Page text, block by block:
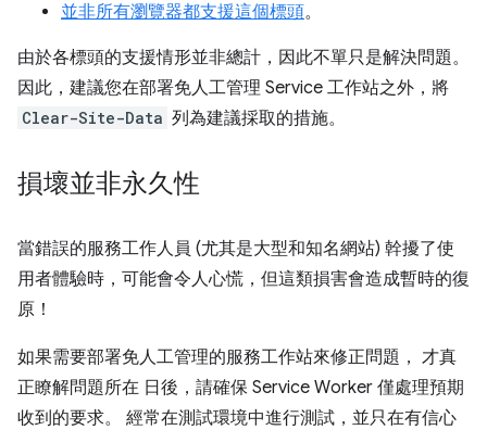
並非所有瀏覽器都支援這個標頭。
由於各標頭的支援情形並非總計，因此不單只是解決問題。
因此，建議您在部署免人工管理 Service 工作站之外，將
Clear-Site-Data 列為建議採取的措施。
損壞並非永久性
當錯誤的服務工作人員 (尤其是大型和知名網站) 幹擾了使
用者體驗時，可能會令人心慌，但這類損害會造成暫時的復
原！
如果需要部署免人工管理的服務工作站來修正問題， 才真
正瞭解問題所在 日後，請確保 Service Worker 僅處理預期
收到的要求。 經常在測試環境中進行測試，並只在有信心